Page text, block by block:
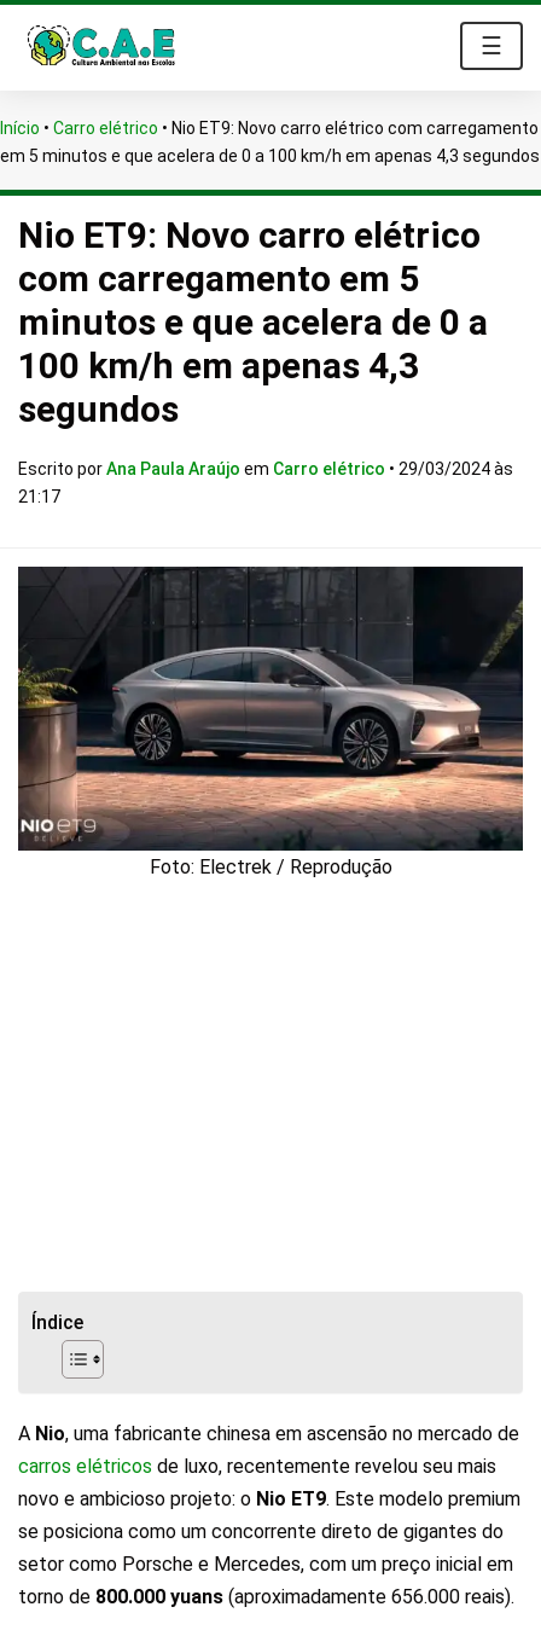
☰
Início • Carro elétrico • Nio ET9: Novo carro elétrico com carregamento
em 5 minutos e que acelera de 0 a 100 km/h em apenas 4,3 segundos
Nio ET9: Novo carro elétrico
com carregamento em 5
minutos e que acelera de 0 a
100 km/h em apenas 4,3
segundos
Escrito porAna Paula Araújo em Carro elétrico • 29/03/2024 às
21:17
Foto: Electrek / Reprodução
Índice
A Nio, uma fabricante chinesa em ascensão no mercado de
carros elétricos de luxo, recentemente revelou seu mais
novo e ambicioso projeto: o Nio ET9. Este modelo premium
se posiciona como um concorrente direto de gigantes do
setor como Porsche e Mercedes, com um preço inicial em
torno de 800.000 yuans (aproximadamente 656.000 reais).